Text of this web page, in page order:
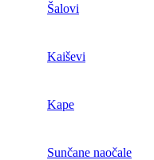
Šalovi
Kaiševi
Kape
Sunčane naočale